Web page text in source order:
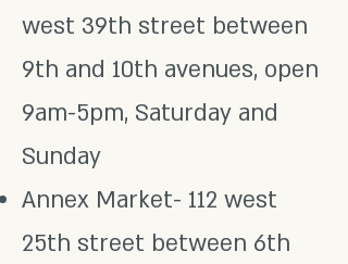
west 39th street between
9th and 10th avenues, open
9am-5pm, Saturday and
Sunday
Annex Market- 112 west
25th street between 6th